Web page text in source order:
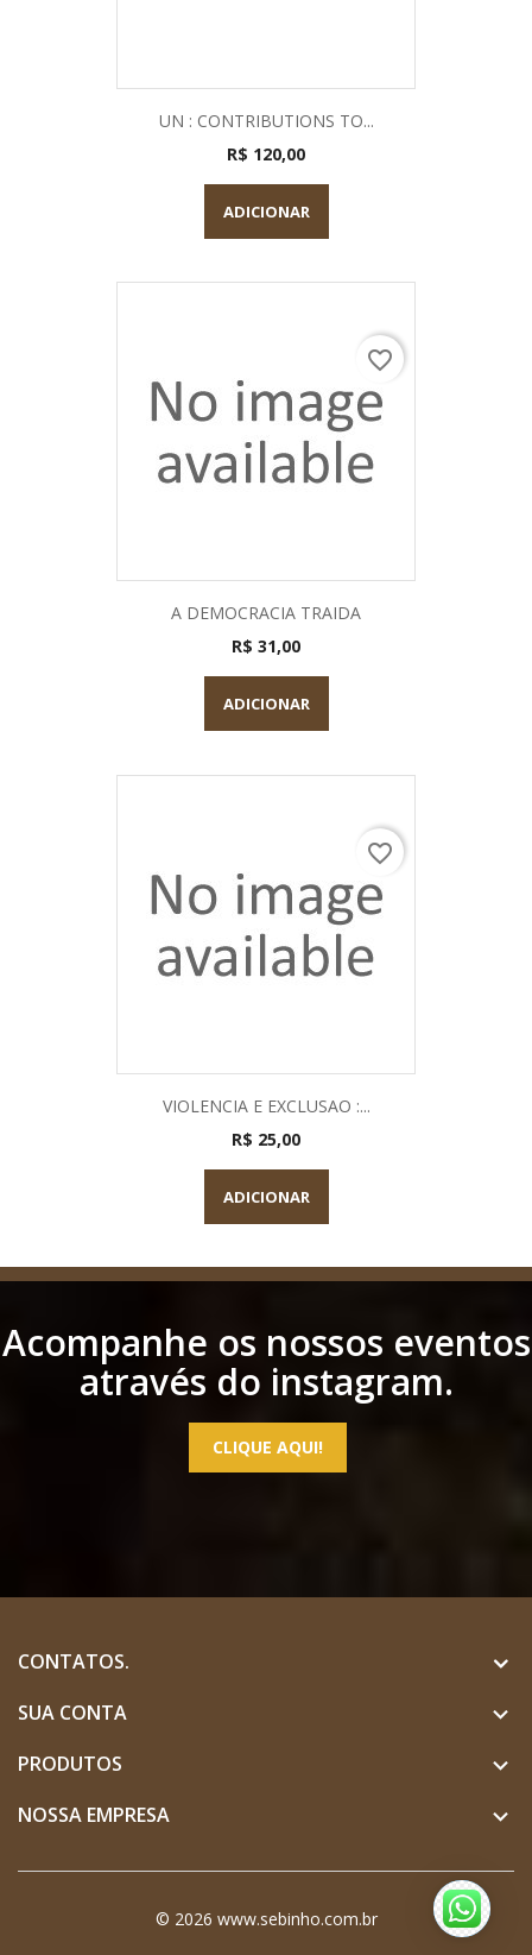
UN : CONTRIBUTIONS TO...
R$ 120,00
ADICIONAR
A DEMOCRACIA TRAIDA
R$ 31,00
ADICIONAR
favorite_border
VIOLENCIA E EXCLUSAO :...
R$ 25,00
ADICIONAR
favorite_border
Acompanhe os nossos eventos
através do instagram.
CLIQUE AQUI!
CONTATOS.
SUA CONTA

PRODUTOS 
NOSSA EMPRESA 
© 2026 www.sebinho.com.br